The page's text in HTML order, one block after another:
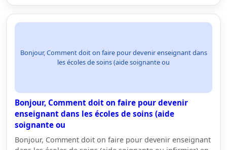
Bonjour, Comment doit on faire pour devenir enseignant dans
les écoles de soins (aide soignante ou
Bonjour, Comment doit on faire pour devenir
enseignant dans les écoles de soins (aide
soignante ou
Bonjour, Comment doit on faire pour devenir enseignant